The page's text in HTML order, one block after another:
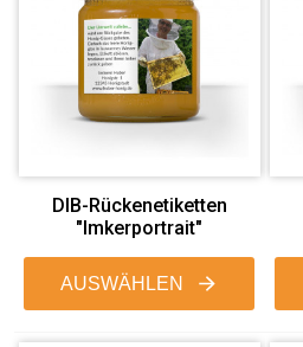
DIB-Rückenetiketten
"Imkerportrait"
AUSWÄHLEN